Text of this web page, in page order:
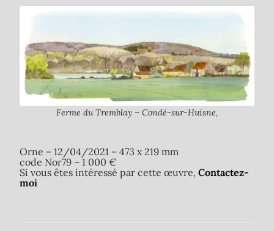
Ferme du Tremblay – Condé-sur-Huisne,
Orne – 12/04/2021 – 473 x 219 mm
code Nor79 – 1 000 €
Si vous êtes intéressé par cette œuvre, Contactez-
moi